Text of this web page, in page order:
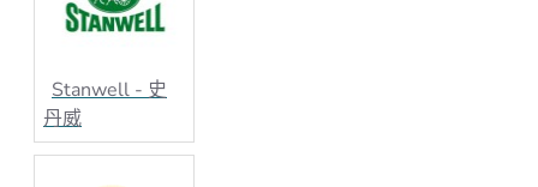
Stanwell - 史
丹威